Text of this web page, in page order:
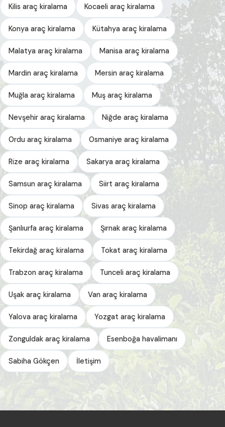
Kilis araç kiralama Kocaeli araç kiralama
Konya araç kiralama Kütahya araç kiralama
Malatya araç kiralama Manisa araç kiralama
Mardin araç kiralama Mersin araç kiralama
Muğla araç kiralama Muş araç kiralama
Nevşehir araç kiralama Niğde araç kiralama
Ordu araç kiralama Osmaniye araç kiralama
Rize araç kiralama Sakarya araç kiralama
Samsun araç kiralama Siirt araç kiralama
Sinop araç kiralama Sivas araç kiralama
Şanlıurfa araç kiralama Şırnak araç kiralama
Tekirdağ araç kiralama Tokat araç kiralama
Trabzon araç kiralama Tunceli araç kiralama
Uşak araç kiralama Van araç kiralama
Yalova araç kiralama Yozgat araç kiralama
Zonguldak araç kiralama Esenboğa havalimanı
Sabiha Gökçen İletişim